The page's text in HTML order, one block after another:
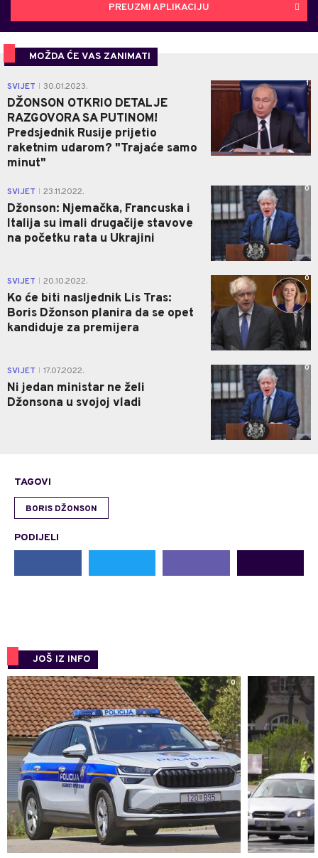
PREUZMI APLIKACIJU
MOŽDA ĆE VAS ZANIMATI
SVIJET 30.01.2023.
DŽONSON OTKRIO DETALJE
RAZGOVORA SA PUTINOM!
Predsjednik Rusije prijetio
raketnim udarom? "Trajaće samo
minut"
1
SVIJET 23.11.2022.
Džonson: Njemačka, Francuska i
Italija su imali drugačije stavove
na početku rata u Ukrajini
0
SVIJET 20.10.2022.
Ko će biti nasljednik Lis Tras:
Boris Džonson planira da se opet
kandiduje za premijera
0
SVIJET 17.07.2022.
Ni jedan ministar ne želi
Džonsona u svojoj vladi
0
TAGOVI
BORIS DŽONSON
PODIJELI
JOŠ IZ INFO
0